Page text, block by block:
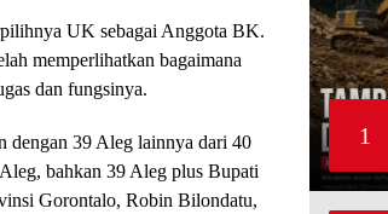
UK sebagai Anggota BK.
memperlihatkan bagaimana
dan fungsinya.
dengan 39 Aleg lainnya dari 40
bahkan 39 Aleg plus Bupati
Gorontalo, Robin Bilondatu,
1